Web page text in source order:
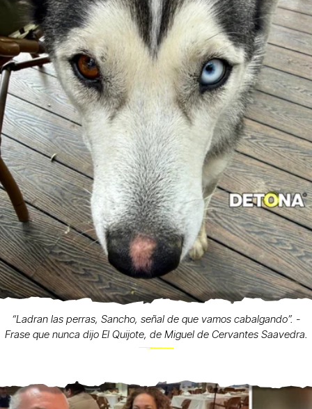
“Ladran las perras, Sancho, señal de que vamos cabalgando”. -
Frase que nunca dijo El Quijote, de Miguel de Cervantes Saavedra.